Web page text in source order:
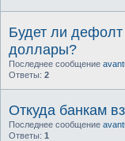
Будет ли дефолт
доллары?
Последнее сообщение
Ответы: 2
Откуда банкам
Последнее сообщение
Ответы: 1